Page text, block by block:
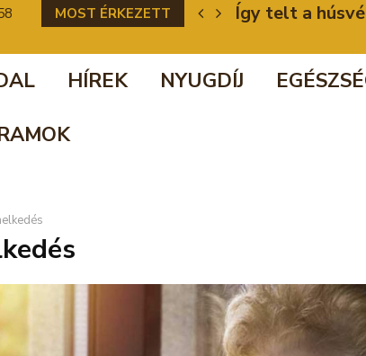
MOST ÉRKEZETT
ügy Így telt a
HÍREK NYUGDÍJ